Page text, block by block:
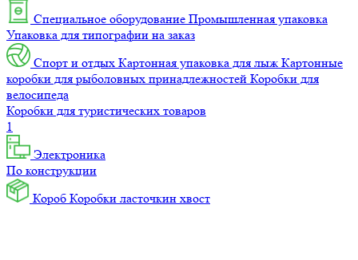
Специальное оборудование Промышленная упаковка
Упаковка для типографии на заказ
Спорт и отдых Картонная упаковка для лыж Картонные
коробки для рыболовных принадлежностей Коробки для
велосипеда
Коробки для туристических товаров
1
Электроника
По конструкции
Короб Коробки ласточкин хвост